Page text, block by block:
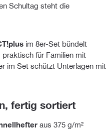
Schultag steht die
im 8er-Set bündelt
für Familien mit
im Set schützt Unterlagen mit
fertig sortiert
aus 375 g/m²